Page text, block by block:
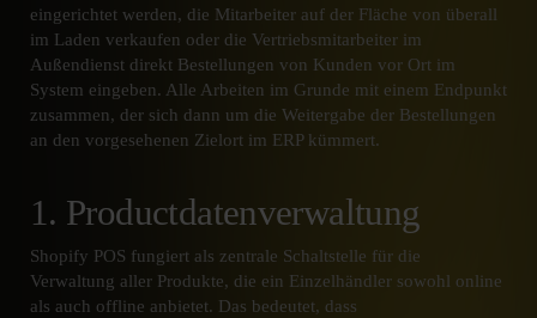
eingerichtet werden, die Mitarbeiter auf der Fläche von überall
im Laden verkaufen oder die Vertriebsmitarbeiter im
Außendienst direkt Bestellungen von Kunden vor Ort im
System eingeben. Alle Arbeiten im Grunde mit einem Endpunkt
zusammen, der sich dann um die Weitergabe der Bestellungen
an den vorgesehenen Zielort im ERP kümmert.
1. Productdatenverwaltung
Shopify POS fungiert als zentrale Schaltstelle für die
Verwaltung aller Produkte, die ein Einzelhändler sowohl online
als auch offline anbietet. Das bedeutet, dass